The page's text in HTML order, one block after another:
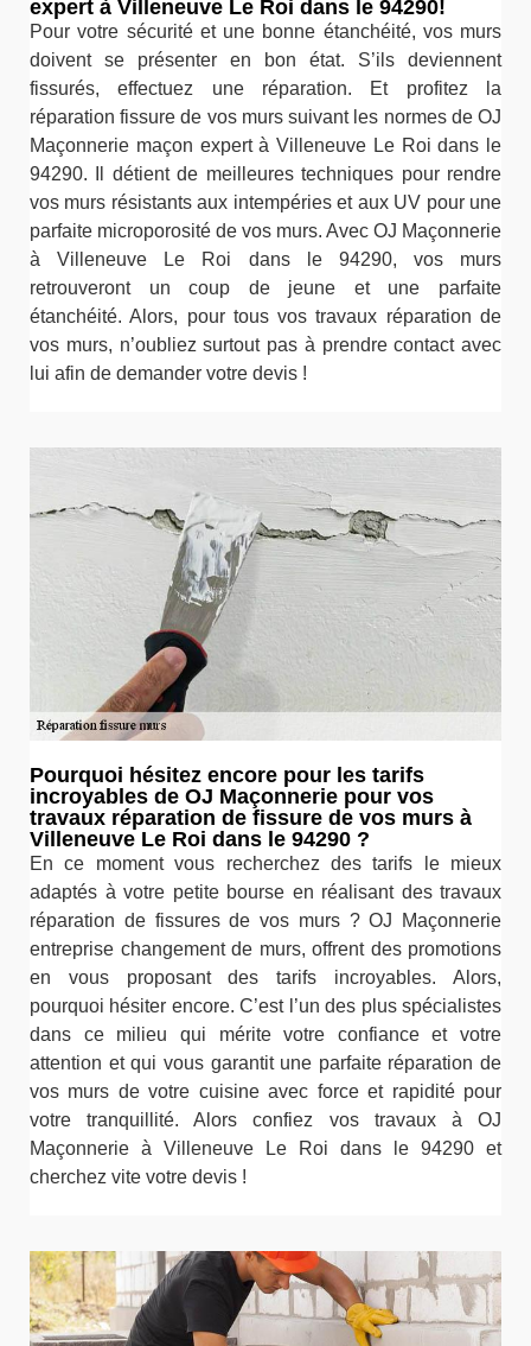
expert à Villeneuve Le Roi dans le 94290!
Pour votre sécurité et une bonne étanchéité, vos murs
doivent se présenter en bon état. S’ils deviennent
fissurés, effectuez une réparation. Et profitez la
réparation fissure de vos murs suivant les normes de OJ
Maçonnerie maçon expert à Villeneuve Le Roi dans le
94290. Il détient de meilleures techniques pour rendre
vos murs résistants aux intempéries et aux UV pour une
parfaite microporosité de vos murs. Avec OJ Maçonnerie
à Villeneuve Le Roi dans le 94290, vos murs
retrouveront un coup de jeune et une parfaite
étanchéité. Alors, pour tous vos travaux réparation de
vos murs, n’oubliez surtout pas à prendre contact avec
lui afin de demander votre devis !
Pourquoi hésitez encore pour les tarifs
incroyables de OJ Maçonnerie pour vos
travaux réparation de fissure de vos murs à
Villeneuve Le Roi dans le 94290 ?
En ce moment vous recherchez des tarifs le mieux
adaptés à votre petite bourse en réalisant des travaux
réparation de fissures de vos murs ? OJ Maçonnerie
entreprise changement de murs, offrent des promotions
en vous proposant des tarifs incroyables. Alors,
pourquoi hésiter encore. C’est l’un des plus spécialistes
dans ce milieu qui mérite votre confiance et votre
attention et qui vous garantit une parfaite réparation de
vos murs de votre cuisine avec force et rapidité pour
votre tranquillité. Alors confiez vos travaux à OJ
Maçonnerie à Villeneuve Le Roi dans le 94290 et
cherchez vite votre devis !